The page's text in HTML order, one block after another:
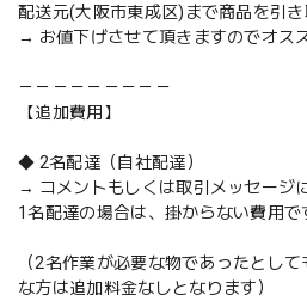
配送元(大阪市東成区)まで商品を引
→ お値下げさせて頂きますのでオス
－－－－－－－－－
【追加費用】
◆ 2名配達（自社配達）
→ コメントもしくは取引メッセージ
1名配達の場合は、掛からない費用で
（2名作業が必要な物であったとし
な方は追加料金なしとなります）